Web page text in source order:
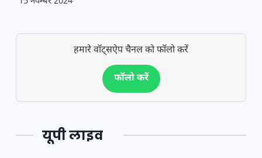
हमारे वॉट्सऐप चैनल को फॉलो करें
फॉलो करें
यूपी लाइव